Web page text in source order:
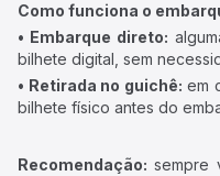
Como funciona o
• Embarque direto:
bilhete digital, sem
• Retirada no guichê: em
bilhete físico antes do
Recomendação: sempre